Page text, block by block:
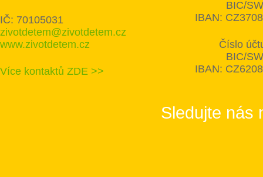
IČ: 70105031
zivotdetem@zivotdetem.cz
www.zivotdetem.cz
Více kontaktů ZDE >>
BIC/
IBAN:
Číslo
BIC/
IBAN:
Sledujte nás